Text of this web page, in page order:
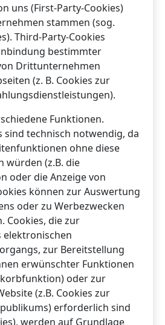
uns (First-Party-Cookies)
stammen (sog.
Third-Party-Cookies
bestimmter
Drittunternehmen
(z. B. Cookies zur
Funktionen.
sind technisch notwendig, da
ohne diese
würden (z.B. die
oder die Anzeige von
können zur Auswertung
oder zu Werbezwecken
Cookies, die zur
zur Bereitstellung
erwünschter Funktionen
oder zur
(z.B. Cookies zur
erforderlich sind
werden auf Grundlage